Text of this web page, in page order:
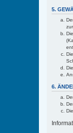
5.
6.